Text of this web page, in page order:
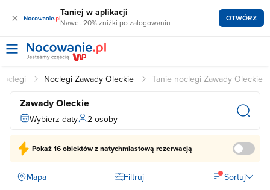
× Taniej w aplikacji
Nawet 20% zniżki po zalogowaniu OTWÓRZ
Noclegi Zawady Oleckie Tanie noclegi Zawady Oleckie
Zawady Oleckie
Wybierz daty 2 osoby
Pokaż16 obiektówz natychmiastową rezerwacją
Mapa Filtruj Sortuj